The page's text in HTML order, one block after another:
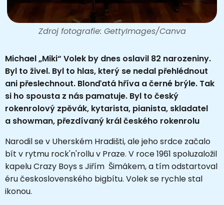
Zdroj fotografie: GettyImages/Canva
Michael „Miki“ Volek by dnes oslavil 82 narozeniny.
Byl to živel. Byl to hlas, který se nedal přehlédnout
ani přeslechnout. Blonďatá hříva a černé brýle. Tak
si ho spousta z nás pamatuje. Byl to český
rokenrolový zpěvák, kytarista, pianista, skladatel
a showman, přezdívaný král českého rokenrolu
Narodil se v Uherském Hradišti, ale jeho srdce začalo
bít v rytmu rock'n'rollu v Praze. V roce 1961 spoluzaložil
kapelu Crazy Boys s Jiřím Šimákem, a tím odstartoval
éru československého bigbítu. Volek se rychle stal
ikonou.